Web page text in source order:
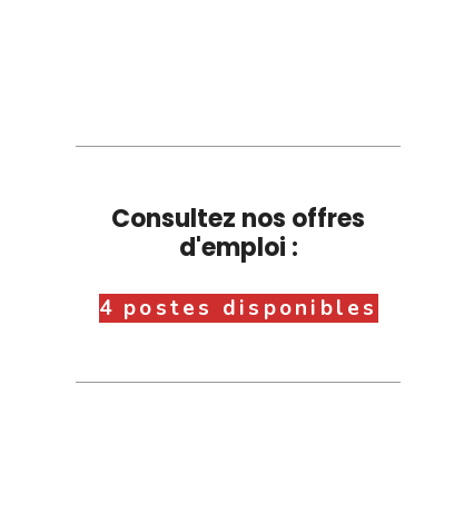
Consultez nos offres
d'emploi :
4 postes disponibles